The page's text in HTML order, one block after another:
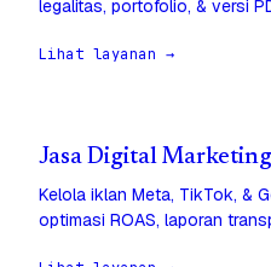
legalitas, portofolio, & versi
Lihat layanan →
Jasa Digital
Kelola iklan Meta, TikTok, &
optimasi ROAS, laporan